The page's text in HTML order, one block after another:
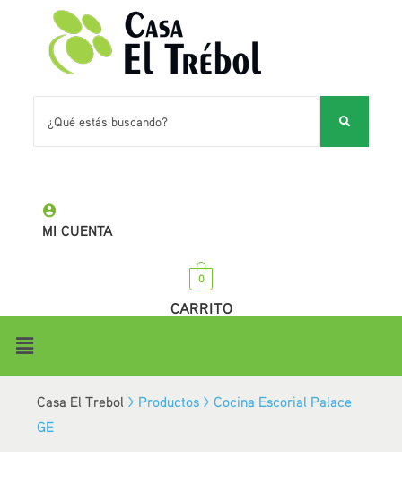
MI CUENTA
0
CARRITO
Casa El Trebol > Productos >Cocina Escorial Palace
GE